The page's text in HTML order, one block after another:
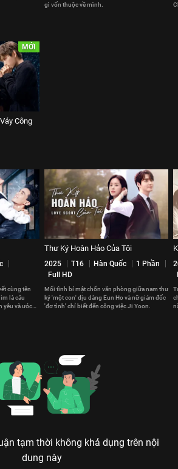
gì vốn thuộc về mình.
MỚI
Công
cùng tên
là câu
yêu và ước
Thư Ký Hoàn Hảo Của Tôi
2025 T16 Hàn Quốc
1 Phần
Full HD
Mối tình bí mật chốn văn phòng giữa nam thư
ký 'một con' dịu dàng Eun Ho và nữ giám đốc
'đơ tình' chỉ biết đến công việc Ji Yoon.
tạm thời không khả dụng trên nội
dung này